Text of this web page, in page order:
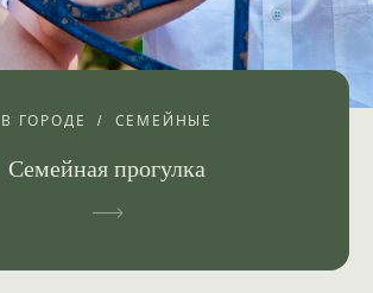
В ГОРОДЕ СЕМЕЙНЫЕ
Семейная прогулка